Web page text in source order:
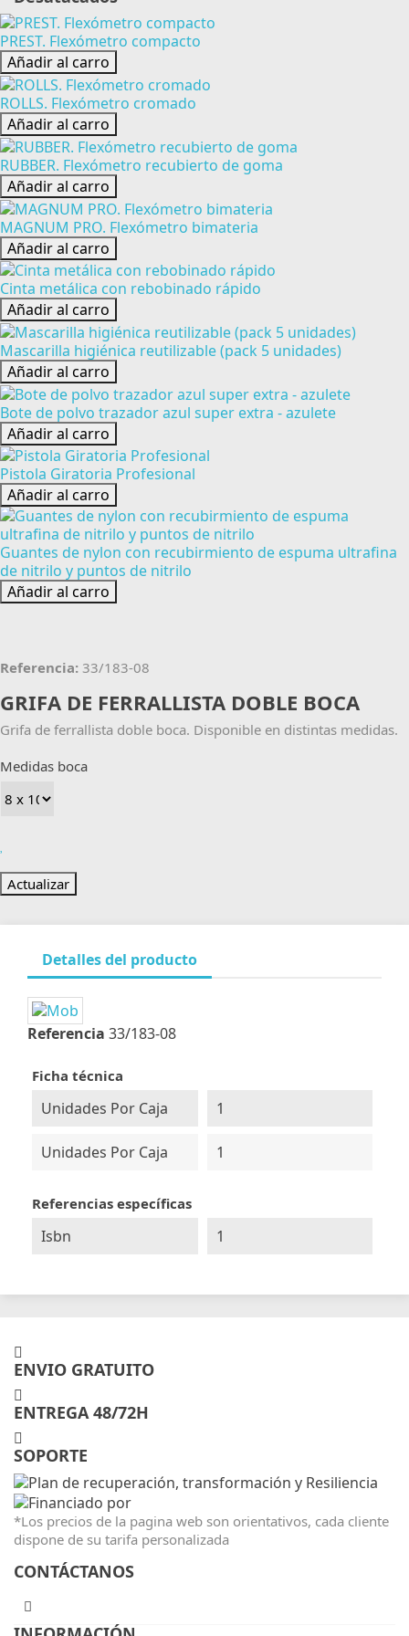
PREST. Flexómetro compacto
Añadir al carro
ROLLS. Flexómetro cromado
Añadir al carro
RUBBER. Flexómetro recubierto de goma
Añadir al carro
MAGNUM PRO. Flexómetro bimateria
Añadir al carro
Cinta metálica con rebobinado rápido
Añadir al carro
Mascarilla higiénica reutilizable (pack 5 unidades)
Añadir al carro
Bote de polvo trazador azul super extra - azulete
Añadir al carro
Pistola Giratoria Profesional
Añadir al carro
Guantes de nylon con recubirmiento de espuma ultrafina
de nitrilo y puntos de nitrilo
Añadir al carro
Referencia: 33/183-08
GRIFA DE FERRALLISTA DOBLE BOCA
Grifa de ferrallista doble boca. Disponible en distintas medidas.
Medidas boca
Detalles del producto
Referencia 33/183-08
Ficha técnica
Unidades Por Caja 1
Unidades Por Caja 1
Referencias específicas
Isbn 1
ENVIO GRATUITO
ENTREGA 48/72H
SOPORTE
*Los precios de la pagina web son orientativos, cada cliente
dispone de su tarifa personalizada
CONTÁCTANOS